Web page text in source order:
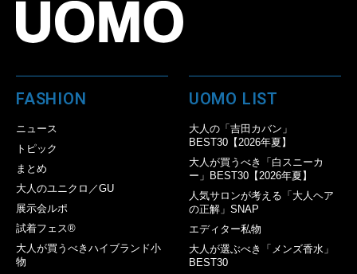
FASHION
ニュース
トピック
まとめ
大人のユニクロ／GU
展示会ルポ
試着フェス®︎
大人が買うべきハイブランド小
物
UOMO LIST
大人の「吉田カバン」
BEST30【2026年夏】
大人が買うべき「白スニーカ
ー」BEST30【2026年夏】
人気サロンが考える「大人ヘア
の正解」SNAP
エディター私物
大人が選ぶべき「メンズ香水」
BEST30